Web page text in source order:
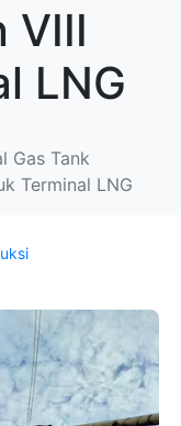
VIII
LNG
Gas Tank
Terminal LNG